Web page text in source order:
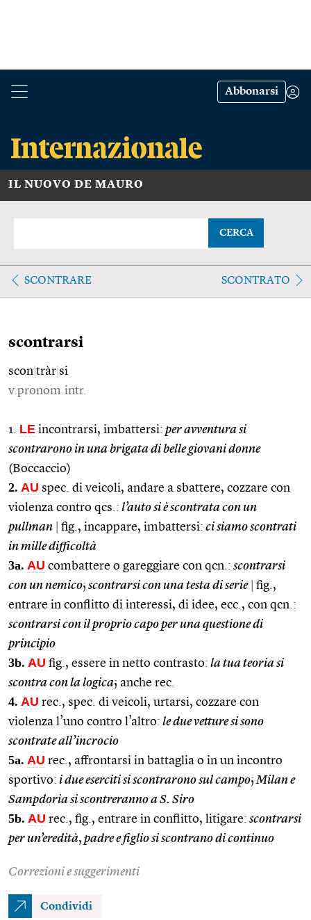
Abbonarsi
IL NUOVO DE MAURO
CERCA
SCONTRARE SCONTRATO
scontrarsi
scon tràr si
v.pronom.intr.
1. LE incontrarsi, imbattersi: per avventura si
scontrarono in una brigata di belle giovani donne
(Boccaccio)
2. AU spec. di veicoli, andare a sbattere, cozzare con
violenza contro qcs.: l’auto si è scontrata con un
pullman
fig., incappare, imbattersi: ci siamo scontrati
in mille difficoltà
3a. AU combattere o gareggiare con qcn.: scontrarsi
con un nemico; scontrarsi con una testa di serie
fig.,
entrare in conflitto di interessi, di idee, ecc., con qcn.:
scontrarsi con il proprio capo per una questione di
principio
3b. AU fig., essere in netto contrasto: la tua teoria si
scontra con la logica; anche rec.
4. AU rec., spec. di veicoli, urtarsi, cozzare con
violenza l’uno contro l’altro: le due vetture si sono
scontrate all’incrocio
5a. AU rec., affrontarsi in battaglia o in un incontro
sportivo: i due eserciti si scontrarono sul campo; Milan e
Sampdoria si scontreranno a S. Siro
5b. AU rec., fig., entrare in conflitto, litigare: scontrarsi
per un’eredità, padre e figlio si scontrano di continuo
Correzioni e suggerimenti
Condividi